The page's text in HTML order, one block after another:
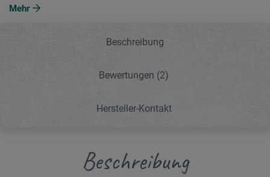
Mehr
Beschreibung
Bewertungen (2)
Hersteller-Kontakt
Beschreibung